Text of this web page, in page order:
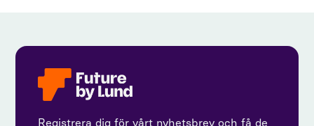
Registrera dig för vårt nyhetsbrev och få de